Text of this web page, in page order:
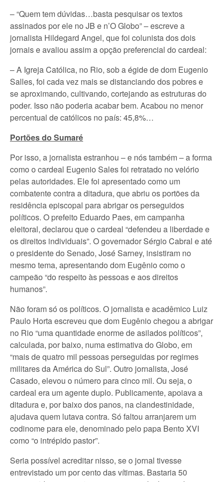
– “Quem tem dúvidas…basta pesquisar os textos
assinados por ele no JB e n’O Globo” – escreve a
jornalista Hildegard Angel, que foi colunista dos dois
jornais e avaliou assim a opção preferencial do cardeal:
– A Igreja Católica, no Rio, sob a égide de dom Eugenio
Salles, foi cada vez mais se distanciando dos pobres e
se aproximando, cultivando, cortejando as estruturas do
poder. Isso não poderia acabar bem. Acabou no menor
percentual de católicos no país: 45,8%…
Portões do Sumaré
Por isso, a jornalista estranhou – e nós também – a forma
como o cardeal Eugenio Sales foi retratado no velório
pelas autoridades. Ele foi apresentado como um
combatente contra a ditadura, que abriu os portões da
residência episcopal para abrigar os perseguidos
políticos. O prefeito Eduardo Paes, em campanha
eleitoral, declarou que o cardeal “defendeu a liberdade e
os direitos individuais”. O governador Sérgio Cabral e até
o presidente do Senado, José Sarney, insistiram no
mesmo tema, apresentando dom Eugênio como o
campeão “do respeito às pessoas e aos direitos
humanos”.
Não foram só os políticos. O jornalista e acadêmico Luiz
Paulo Horta escreveu que dom Eugênio chegou a abrigar
no Rio “uma quantidade enorme de asilados políticos”,
calculada, por baixo, numa estimativa do Globo, em
“mais de quatro mil pessoas perseguidas por regimes
militares da América do Sul”. Outro jornalista, José
Casado, elevou o número para cinco mil. Ou seja, o
cardeal era um agente duplo. Publicamente, apoiava a
ditadura e, por baixo dos panos, na clandestinidade,
ajudava quem lutava contra. Só faltou arranjarem um
codinome para ele, denominado pelo papa Bento XVI
como “o intrépido pastor”.
Seria possível acreditar nisso, se o jornal tivesse
entrevistado um por cento das vítimas. Bastaria 50